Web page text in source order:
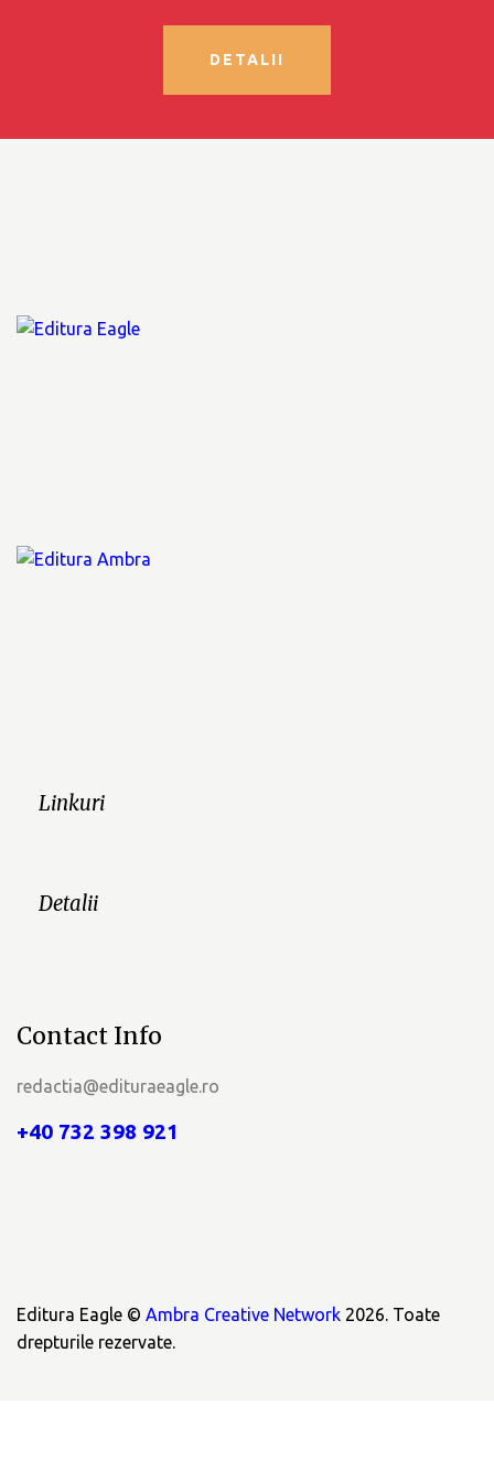
DETALII
Linkuri
Detalii
Contact Info
redactia@edituraeagle.ro
+40 732 398 921
Editura Eagle © Ambra Creative Network 2026. Toate
drepturile rezervate.